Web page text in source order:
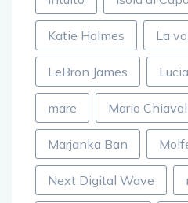
Katie Holmes La
LeBron James
mare Mario
Marjanka Ban
Next Digital Wave